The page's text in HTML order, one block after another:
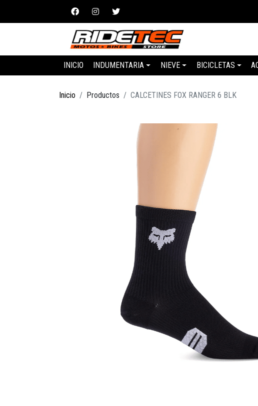
INICIO INDUMENTARIA NIEVE BICICLETAS
Inicio Productos CALCETINES FOX RANGER 6 BLK